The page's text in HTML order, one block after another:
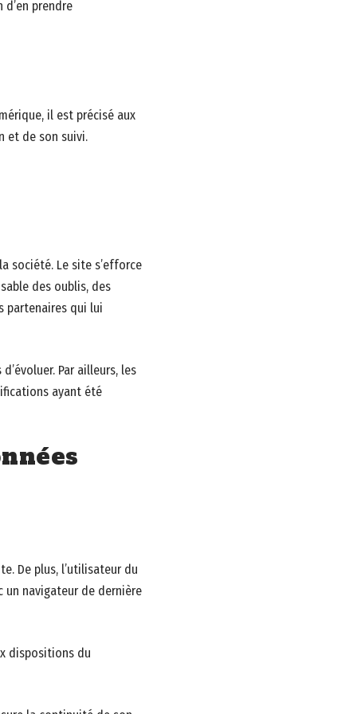
prendre
il est précisé aux
et de son suivi.
société. Le site s’efforce
des oublis, des
partenaires qui lui
Par ailleurs, les
ayant été
De plus, l’utilisateur du
un navigateur de dernière
dispositions du